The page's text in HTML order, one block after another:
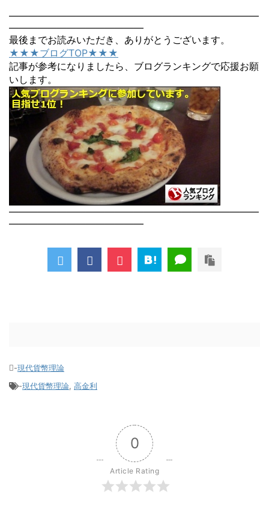
――――――――――――――――――――――――――
――――――――――――――
最後までお読みいただき、ありがとうございます。
★★★ブログTOP★★★
記事が参考になりましたら、ブログランキングで応援お願
いします。
――――――――――――――――――――――――――
――――――――――――――
-現代貨幣理論
-現代貨幣理論, 高金利
0
Article Rating